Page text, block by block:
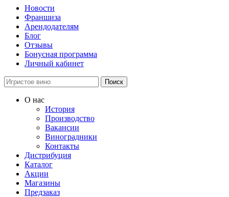
Новости
Франшиза
Арендодателям
Блог
Отзывы
Бонусная программа
Личный кабинет
Поиск
О нас
История
Производство
Вакансии
Виноградники
Контакты
Дистрибуция
Каталог
Акции
Магазины
Предзаказ